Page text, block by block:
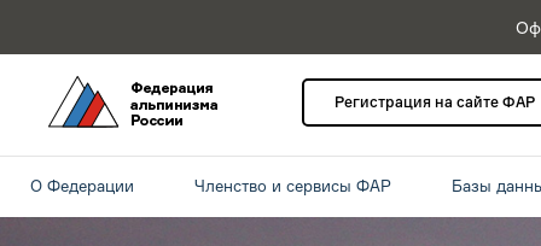
Регистрация на сайте ФАР
О Федерации Членство и сервисы ФАР Базы